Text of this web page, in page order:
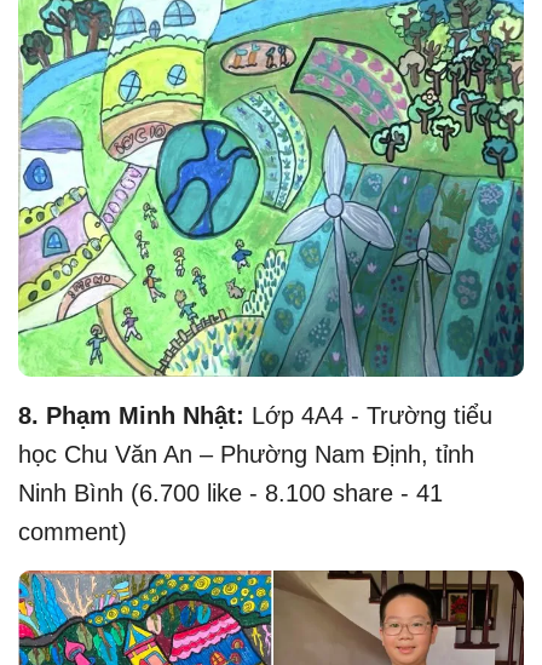
8. Phạm Minh Nhật: Lớp 4A4 - Trường tiểu
học Chu Văn An – Phường Nam Định, tỉnh
Ninh Bình (6.700 like - 8.100 share - 41
comment)